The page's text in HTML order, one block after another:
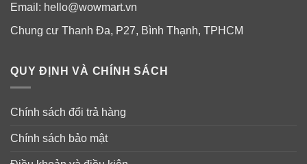
Một buổi sum họp gia đình sau bữa cơm quây quần bên
người thân không thể thiếu những chiếc bánh quy ngọt
Email: hello@wowmart.vn
Chung cư Thanh Đa, P27, Bình Thạnh, TPHCM
QUY ĐỊNH VÀ CHÍNH SÁCH
Chính sách đổi trả hàng
Chính sách bảo mật